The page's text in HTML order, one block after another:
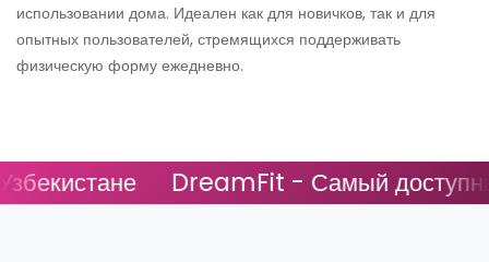
использовании дома. Идеален как для новичков, так и для
опытных пользователей, стремящихся поддерживать
физическую форму ежедневно.
DreamFit - Самый доступный